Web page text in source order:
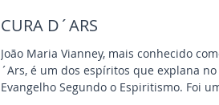
CURA D´ARS
João Maria Vianney, mais conhecido
´Ars, é um dos espíritos que explana no
Evangelho Segundo o Espiritismo. Foi